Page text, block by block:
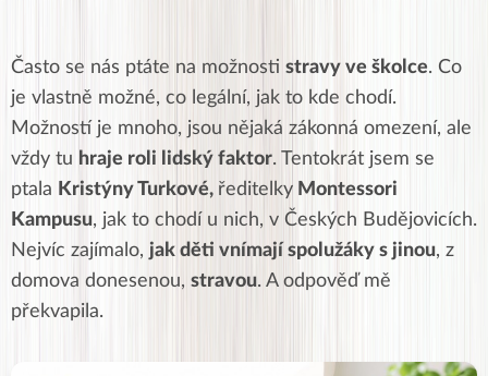
Často se nás ptáte na možnosti stravy ve školce. Co
je vlastně možné, co legální, jak to kde chodí.
Možností je mnoho, jsou nějaká zákonná omezení, ale
vždy tu hraje roli lidský faktor. Tentokrát jsem se
ptala Kristýny Turkové, ředitelky Montessori
Kampusu, jak to chodí u nich, v Českých Budějovicích.
Nejvíc zajímalo, jak děti vnímají spolužáky s jinou, z
domova donesenou, stravou. A odpověď mě
překvapila.